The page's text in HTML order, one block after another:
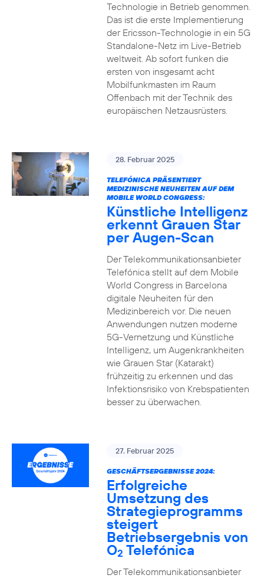
Technologie in Betrieb genommen.
Das ist die erste Implementierung
der Ericsson-Technologie in ein 5G
Standalone-Netz im Live-Betrieb
weltweit. Ab sofort funken die
ersten von insgesamt acht
Mobilfunkmasten im Raum
Offenbach mit der Technik des
europäischen Netzausrüsters.
28. Februar 2025
TELEFÓNICA PRÄSENTIERT
MEDIZINISCHE NEUHEITEN AUF DEM
MOBILE WORLD CONGRESS:
Künstliche Intelligenz
erkennt Grauen Star
per Augen-Scan
Der Telekommunikationsanbieter
Telefónica stellt auf dem Mobile
World Congress in Barcelona
digitale Neuheiten für den
Medizinbereich vor. Die neuen
Anwendungen nutzen moderne
5G-Vernetzung und Künstliche
Intelligenz, um Augenkrankheiten
wie Grauen Star (Katarakt)
frühzeitig zu erkennen und das
Infektionsrisiko von Krebspatienten
besser zu überwachen.
27. Februar 2025
GESCHÄFTSERGEBNISSE 2024:
Erfolgreiche
Umsetzung des
Strategieprogramms
steigert
Betriebsergebnis von
O2 Telefónica
Der Telekommunikationsanbieter